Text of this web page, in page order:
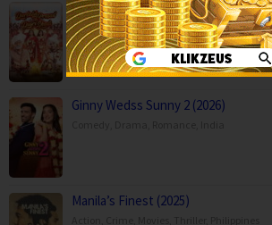
Durlabh Prasad Ki Dusri Shadi (2025)
Comedy,Family,Movies,India
Ginny Wedss Sunny 2 (2026)
Manila’s Finest (2025)